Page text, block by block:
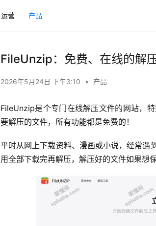
运营 产品
FileUnzip：免费、在线的解
2026年5月24日 下午3:10 • 产品
FileUnzip是个专门在线解压文件的网站，
要解压的文件，所有功能都是免费的！
平时从网上下载资料、漫画或小说，经常遇
用全部下载完再解压，解压好的文件如果想